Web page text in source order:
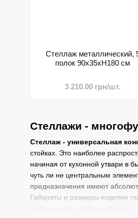
Стеллажи -
Стеллаж - универсальная
стойках. Это наиболее
начиная от кухонной утвари в
чуть ли не центральным
предназначения имеют
Габариты и размеры изделия
Стеллаж металлический,
полок 90х35хН180 см
3 210.00 грн/шт.